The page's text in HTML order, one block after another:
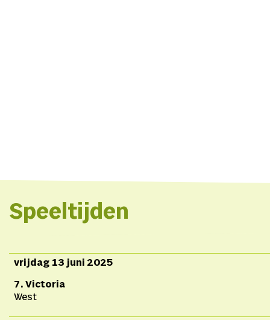
Speeltijden
vrijdag 13 juni 2025
7. Victoria
West